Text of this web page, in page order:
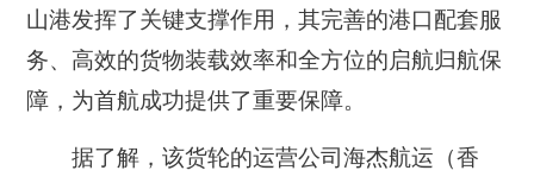
山港发挥了关键支撑作用，其完善的港口配套服
务、高效的货物装载效率和全方位的启航归航保
障，为首航成功提供了重要保障。
据了解，该货轮的运营公司海杰航运（香